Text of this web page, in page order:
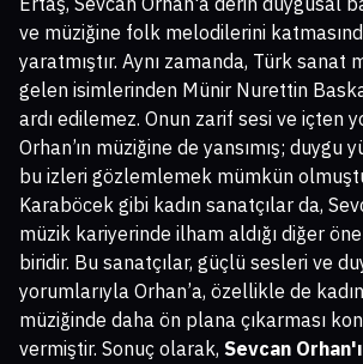
ve müziğine folk melodilerini
yaratmıştır. Aynı zamanda, Türk sanat
gelen isimlerinden Münir Nurettin
ardı edilemez. Onun zarif sesi ve içten
Orhan’ın müziğine de yansımış; duygu
bu izleri gözlemlemek mümkün
Karaböcek gibi kadın sanatçılar da,
müzik kariyerinde ilham aldığı diğer
biridir. Bu sanatçılar, güçlü sesleri ve
yorumlarıyla Orhan’a, özellikle de kadın
müziğinde daha ön plana çıkarması
vermiştir. Sonuç olarak, Sevcan